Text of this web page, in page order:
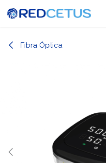
Fibra Óptica